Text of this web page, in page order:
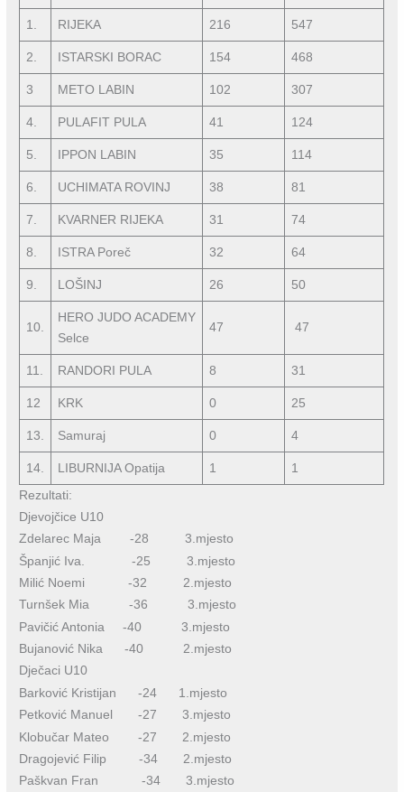
1. RIJEKA 216 547
2. ISTARSKI BORAC 154 468
3 METO LABIN 102 307
4. PULAFIT PULA 41 124
5. IPPON LABIN 35 114
6. UCHIMATA ROVINJ 38 81
7. KVARNER RIJEKA 31 74
8. ISTRA Poreč 32 64
9. LOŠINJ 26 50
10.
HERO JUDO ACADEMY
Selce
47 47
11. RANDORI PULA 8 31
12 KRK 0 25
13. Samuraj 0 4
14. LIBURNIJA Opatija 1
1
Rezultati:
Djevojčice U10
Zdelarec Maja -28 3.mjesto
Španjić Iva. -25 3.mjesto
Milić Noemi -32 2.mjesto
Turnšek Mia -36 3.mjesto
Pavičić Antonia -40 3.mjesto
Bujanović Nika -40 2.mjesto
Dječaci U10
Barković Kristijan -24 1.mjesto
Petković Manuel -27 3.mjesto
Klobučar Mateo -27 2.mjesto
Dragojević Filip -34 2.mjesto
Paškvan Fran -34 3.mjesto